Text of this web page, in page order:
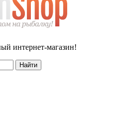
интернет-магазин!